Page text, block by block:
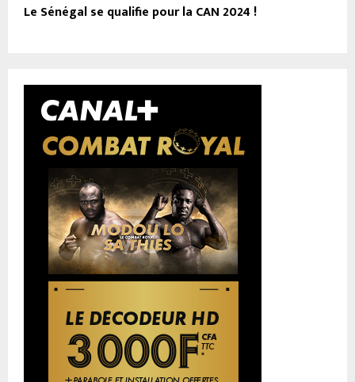
Le Sénégal se qualifie pour la CAN 2024 !